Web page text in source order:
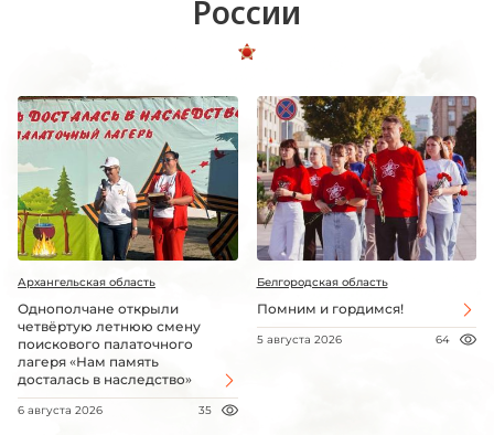
России
Архангельская область
Однополчане открыли
четвёртую летнюю смену
поискового палаточного
лагеря «Нам память
досталась в наследство»
6 августа 2026 35
Белгородская область
Помним и гордимся!
5 августа 2026 64